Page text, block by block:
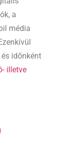
a
média
időnként
illetve